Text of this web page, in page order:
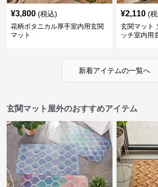
¥3,800 (税込)
花柄ボタニカル厚手室内用玄関
マット
¥2,110 (
玄関マット
ッチ室内用
新着アイテムの一覧へ
玄関マット屋外のおすすめアイテム